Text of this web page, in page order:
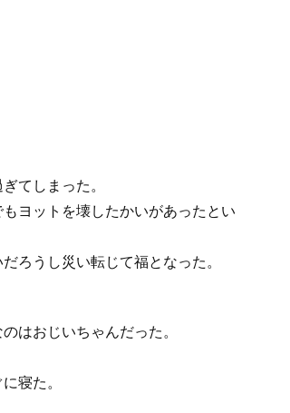
てしまった。
ヨットを壊したかいがあったとい
ろうし災い転じて福となった。
はおじいちゃんだった。
寝た。